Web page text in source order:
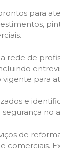
para
rede de
vigente para
e
no
de
comerciais.